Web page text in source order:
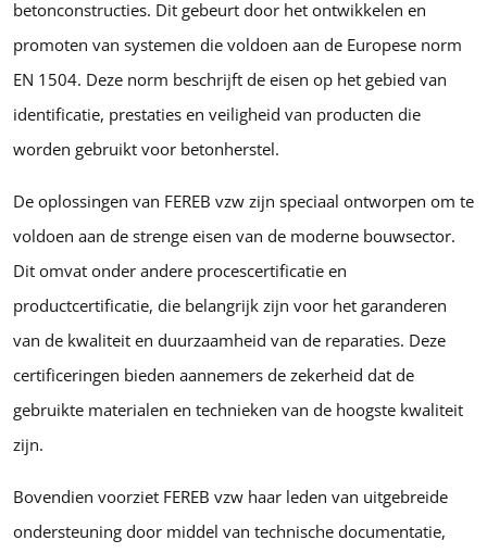
betonconstructies. Dit gebeurt door het ontwikkelen en
promoten van systemen die voldoen aan de Europese norm
EN 1504. Deze norm beschrijft de eisen op het gebied van
identificatie, prestaties en veiligheid van producten die
worden gebruikt voor betonherstel.
De oplossingen van FEREB vzw zijn speciaal ontworpen om te
voldoen aan de strenge eisen van de moderne bouwsector.
Dit omvat onder andere procescertificatie en
productcertificatie, die belangrijk zijn voor het garanderen
van de kwaliteit en duurzaamheid van de reparaties. Deze
certificeringen bieden aannemers de zekerheid dat de
gebruikte materialen en technieken van de hoogste kwaliteit
zijn.
Bovendien voorziet FEREB vzw haar leden van uitgebreide
ondersteuning door middel van technische documentatie,